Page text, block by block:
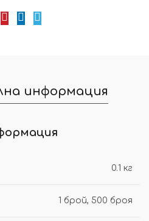
информация
0.1 кг
1 брой, 500 броя